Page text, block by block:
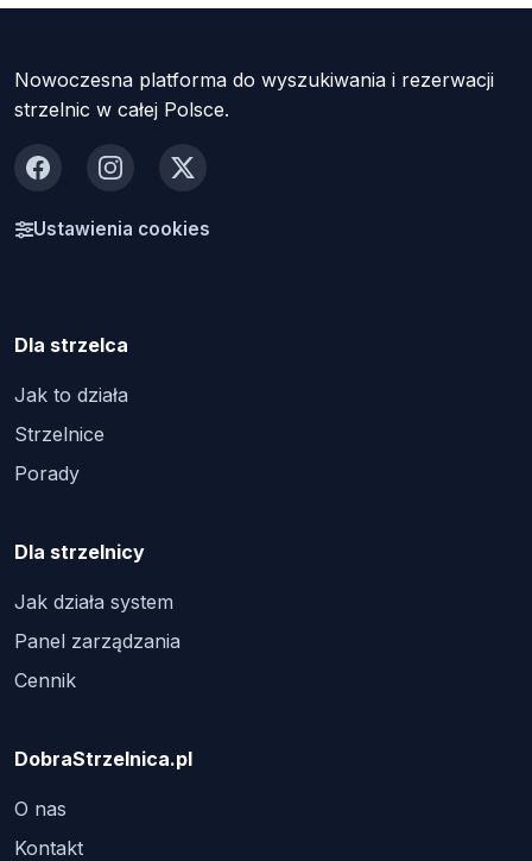
Nowoczesna platforma do wyszukiwania i rezerwacji
strzelnic w całej Polsce.
FacebookInstagram
X
Ustawienia cookies
Dla strzelca
Jak to działa
Strzelnice
Porady
Dla strzelnicy
Jak działa system
Panel zarządzania
Cennik
DobraStrzelnica.pl
O nas
Kontakt